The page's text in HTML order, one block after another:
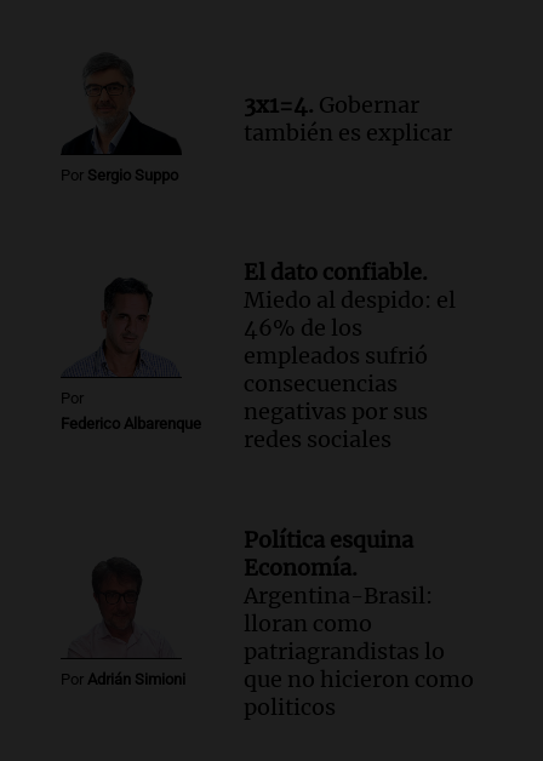
Informados al regreso
Episodios
Por Sergio Suppo
3x1=4. Gobernar
también es explicar
Por
Federico Albarenque
El dato confiable.
Miedo al despido: el
46% de los
empleados sufrió
consecuencias
negativas por sus
redes sociales
Por Adrián Simioni
Política esquina
Economía.
Argentina-Brasil:
lloran como
patriagrandistas lo
que no hicieron como
politicos